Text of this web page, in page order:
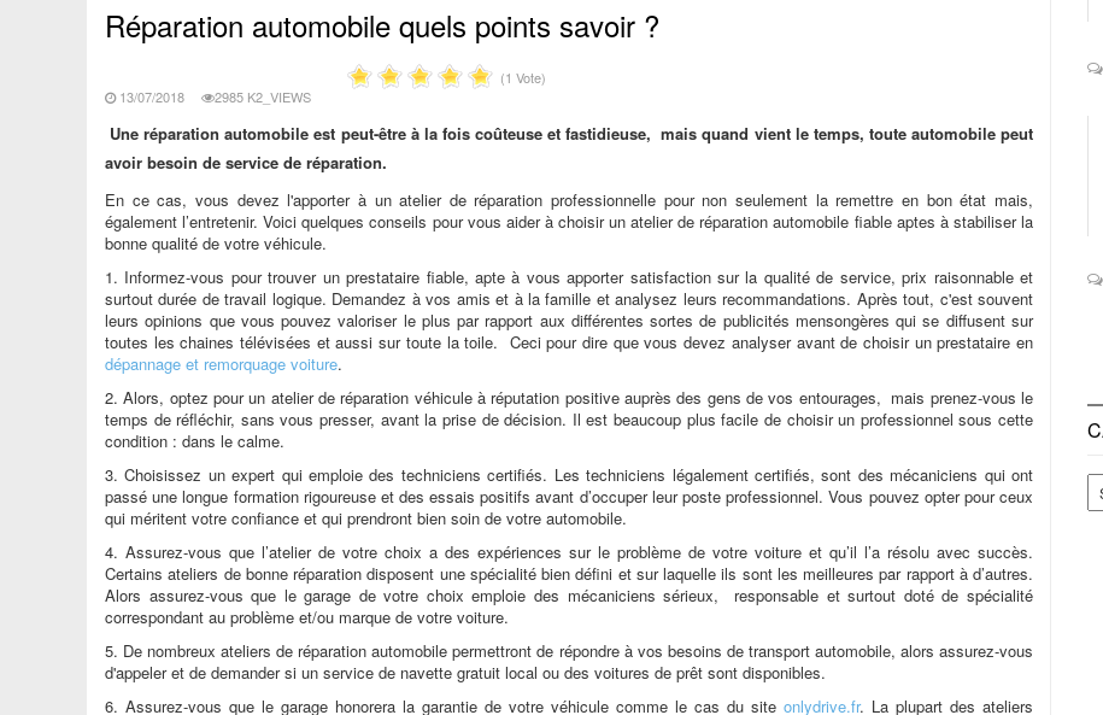
Réparation automobile quels points savoir ?
13/07/2018 2985 K2_VIEWS
(1 Vote)
Une réparation automobile est peut-être à la fois coûteuse et fastidieuse, mais quand vient le temps, toute automobile peut
avoir besoin de service de réparation.
En ce cas, vous devez l'apporter à un atelier de réparation professionnelle pour non seulement la remettre en bon état mais,
également l’entretenir. Voici quelques conseils pour vous aider à choisir un atelier de réparation automobile fiable aptes à stabiliser la
bonne qualité de votre véhicule.
1. Informez-vous pour trouver un prestataire fiable, apte à vous apporter satisfaction sur la qualité de service, prix raisonnable et
surtout durée de travail logique. Demandez à vos amis et à la famille et analysez leurs recommandations. Après tout, c'est souvent
leurs opinions que vous pouvez valoriser le plus par rapport aux différentes sortes de publicités mensongères qui se diffusent sur
toutes les chaines télévisées et aussi sur toute la toile. Ceci pour dire que vous devez analyser avant de choisir un prestataire en
dépannage et remorquage voiture.
2. Alors, optez pour un atelier de réparation véhicule à réputation positive auprès des gens de vos entourages, mais prenez-vous le
temps de réfléchir, sans vous presser, avant la prise de décision. Il est beaucoup plus facile de choisir un professionnel sous cette
condition : dans le calme.
3. Choisissez un expert qui emploie des techniciens certifiés. Les techniciens légalement certifiés, sont des mécaniciens qui ont
passé une longue formation rigoureuse et des essais positifs avant d’occuper leur poste professionnel. Vous pouvez opter pour ceux
qui méritent votre confiance et qui prendront bien soin de votre automobile.
4. Assurez-vous que l’atelier de votre choix a des expériences sur le problème de votre voiture et qu’il l’a résolu avec succès.
Certains ateliers de bonne réparation disposent une spécialité bien défini et sur laquelle ils sont les meilleures par rapport à d’autres.
Alors assurez-vous que le garage de votre choix emploie des mécaniciens sérieux, responsable et surtout doté de spécialité
correspondant au problème et/ou marque de votre voiture.
5. De nombreux ateliers de réparation automobile permettront de répondre à vos besoins de transport automobile, alors assurez-vous
d'appeler et de demander si un service de navette gratuit local ou des voitures de prêt sont disponibles.
6. Assurez-vous que le garage honorera la garantie de votre véhicule comme le cas du site onlydrive.fr. La plupart des ateliers